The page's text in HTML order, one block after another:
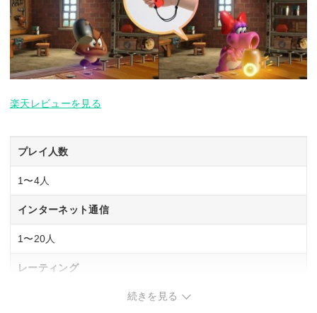
楽天レビューを見る
プレイ人数
1〜4人
インターネット通信
1〜20人
レーティング
続きを見る